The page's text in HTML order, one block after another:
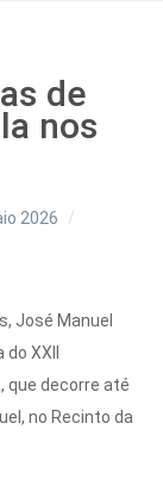
de
nos
2026
José Manuel
XXII
que decorre até
no Recinto da